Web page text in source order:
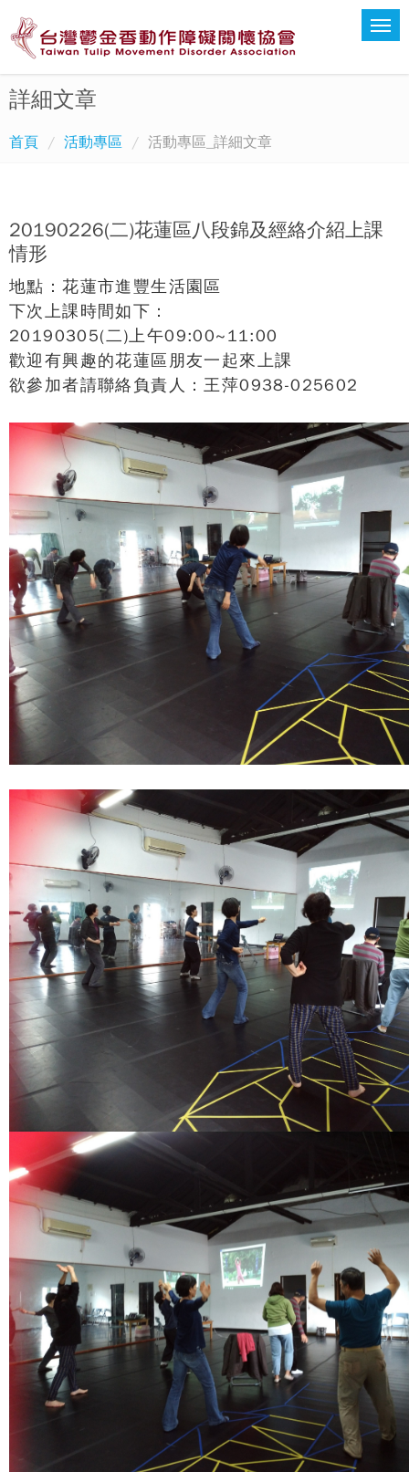
詳細文章
首頁 活動專區 活動專區_詳細文章
20190226(二)花蓮區八段錦及經絡介紹上課
情形
地點：花蓮市進豐生活園區
下次上課時間如下：
20190305(二)上午09:00~11:00
歡迎有興趣的花蓮區朋友一起來上課
欲參加者請聯絡負責人：王萍0938-025602